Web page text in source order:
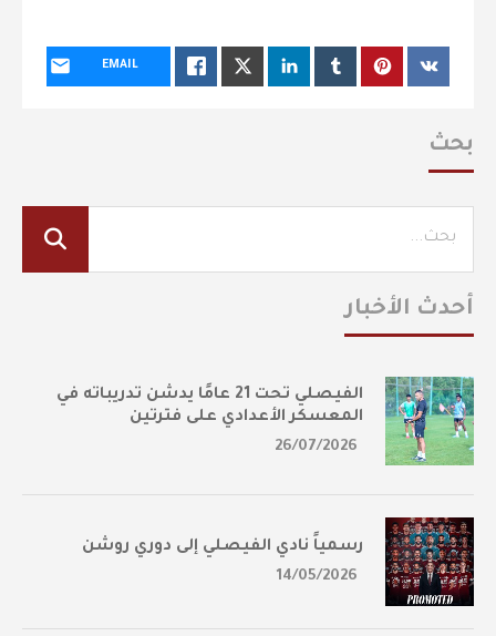
EMAIL
بحث
أحدث الأخبار
الفيصلي تحت 21 عامًا يدشن تدريباته في
المعسكر الأعدادي على فترتين
26/07/2026
رسمياً نادي الفيصلي إلى دوري روشن
14/05/2026